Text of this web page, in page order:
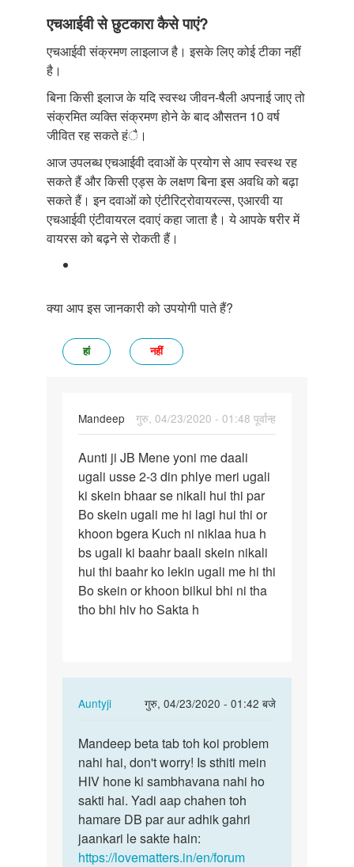
एचआईवी से छुटकारा कैसे पाएं?
एचआईवी संक्रमण लाइलाज है। इसके लिए कोई टीका नहीं
है।
बिना किसी इलाज के यदि स्वस्थ जीवन-षैली अपनाई जाए तो
संक्रमित व्यक्ति संक्रमण होने के बाद औसतन 10 वर्ष
जीवित रह सकते हंै।
आज उपलब्ध एचआईवी दवाओं के प्रयोग से आप स्वस्थ रह
सकते हैं और किसी एड्स के लक्षण बिना इस अवधि को बढ़ा
सकते हैं। इन दवाओं को एंटीरिट्रोवायरल्स, एआरवी या
एचआईवी एंटीवायरल दवाएं कहा जाता है। ये आपके षरीर में
वायरस को बढ़ने से रोकती हैं।
क्या आप इस जानकारी को उपयोगी पाते हैं?
हां नहीं
Mandeep
गुरु, 04/23/2020 - 01:48 पूर्वान्ह
Aunti
ji
JB
Mene
yoni
me…
Aunti ji JB Mene yoni me daali
ugali usse 2-3 din phlye meri ugali
ki skein bhaar se nikali hui thi par
Bo skein ugali me hi lagi hui thi or
khoon bgera Kuch ni niklaa hua h
bs ugali ki baahr baali skein nikali
hui thi baahr ko lekin ugali me hi thi
Bo skein or khoon bilkul bhi ni tha
tho bhi hiv ho Sakta h
Auntyji
गुरु, 04/23/2020 - 01:42 बजे
In
to
Aunti
ji
JB
Mene
yoni
me…
Mandeep
beta
tab
toh
koi…
Mandeep beta tab toh koi problem
nahi hai, don't worry! Is sthiti mein
HIV hone ki sambhavana nahi ho
sakti hai. Yadi aap chahen toh
hamare DB par aur adhik gahri
jaankari le sakte hain:
https://lovematters.in/en/forum